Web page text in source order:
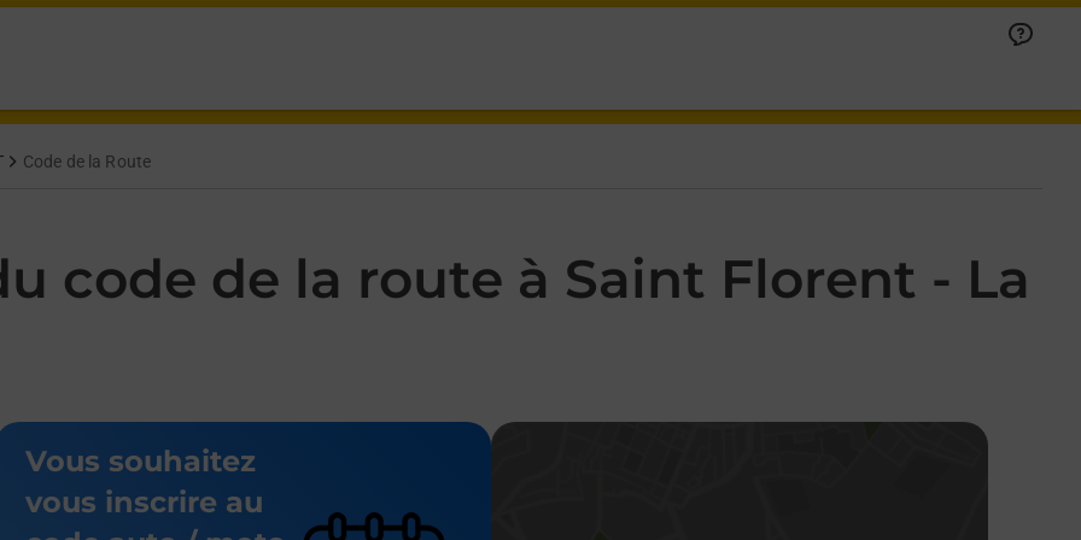
Code de la Route
code de la route à Saint Florent - La
Vous souhaitez
vous inscrire au
La Poste De Saint Florent Saint Florent,